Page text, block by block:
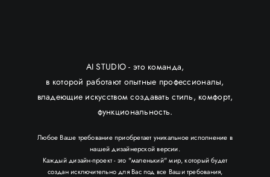
AI STUDIO - это команда,
в которой работают опытные профессионалы,
владеющие искусством создавать стиль, комфорт,
функциональность.
Любое Ваше требование приобретает уникальное исполнение в
нашей дизайнерской версии.
Каждый дизайн-проект - это "маленький" мир, который будет
создан исключительно для Вас под все Ваши требования,